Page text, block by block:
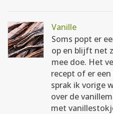
Vanille
Soms popt er
op en blijft net
mee doe. Het
recept of er
sprak ik vorige
over de
met